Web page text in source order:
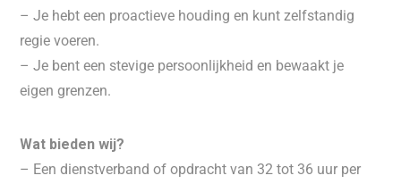
– Je hebt een proactieve houding en kunt zelfstandig
regie voeren.
– Je bent een stevige persoonlijkheid en bewaakt je
eigen grenzen.
Wat bieden wij?
– Een dienstverband of opdracht van 32 tot 36 uur per